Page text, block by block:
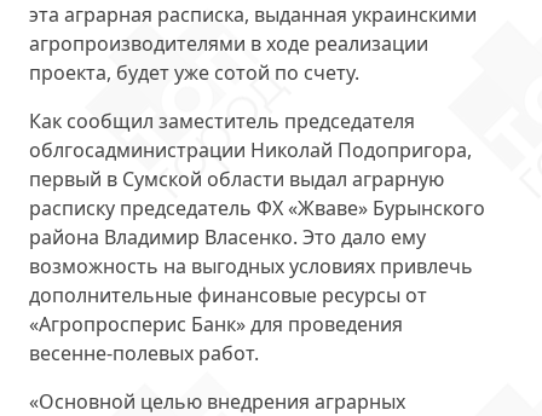
эта аграрная расписка, выданная украинскими
агропроизводителями в ходе реализации
проекта, будет уже сотой по счету.
Как сообщил заместитель председателя
облгосадминистрации Николай Подопригора,
первый в Сумской области выдал аграрную
расписку председатель ФХ «Жваве» Бурынского
района Владимир Власенко. Это дало ему
возможность на выгодных условиях привлечь
дополнительные финансовые ресурсы от
«Агропросперис Банк» для проведения
весенне-полевых работ.
«Основной целью внедрения аграрных